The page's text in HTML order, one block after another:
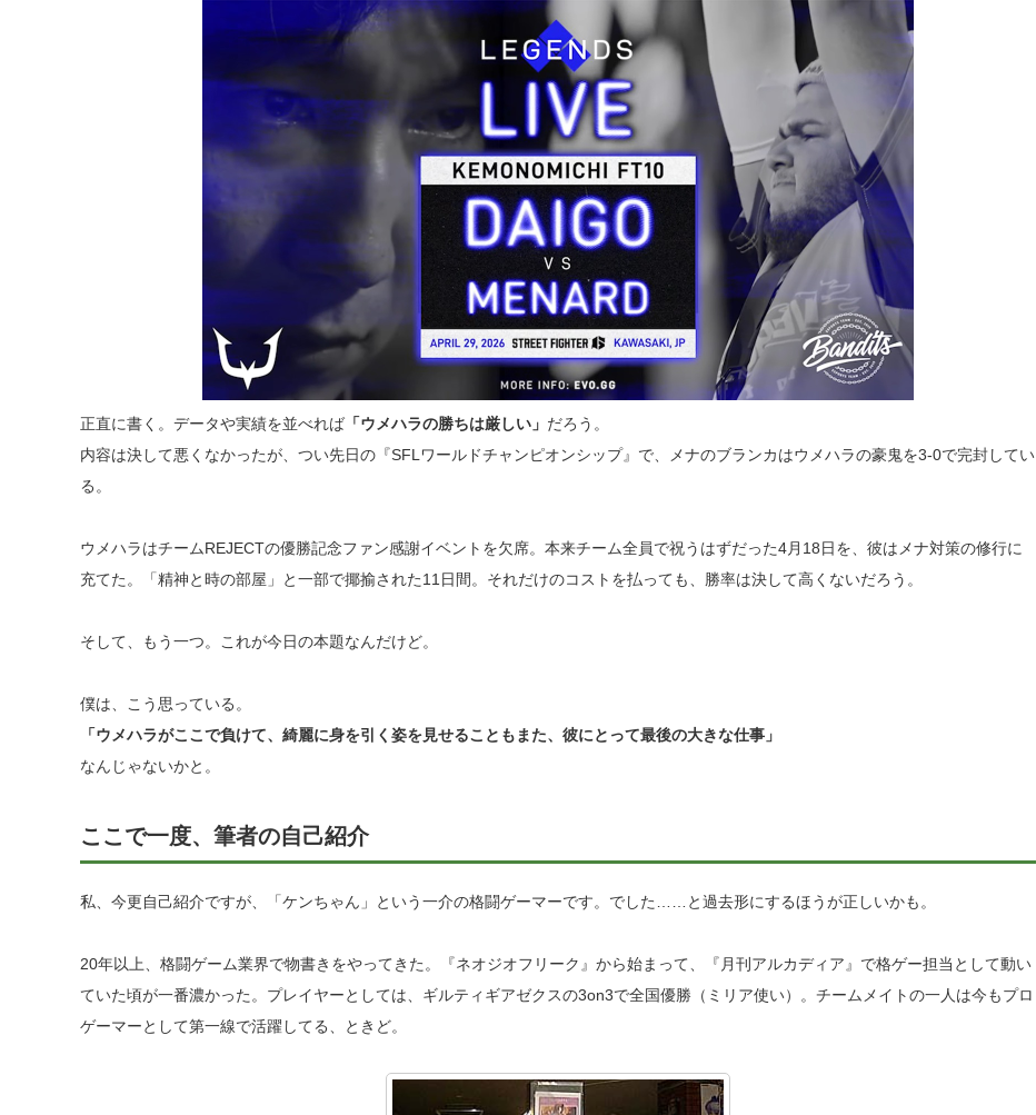
正直に書く。データや実績を並べれば 「ウメハラの勝ちは厳しい」 だろう。
内容は決して悪くなかったが、つい先日の『SFLワールドチャンピオンシップ』で、メナのブランカはウメハラの豪鬼を3-0で完封してい
る。
ウメハラはチームREJECTの優勝記念ファン感謝イベントを欠席。本来チーム全員で祝うはずだった4月18日を、彼はメナ対策の修行に
充てた。「精神と時の部屋」と一部で揶揄された11日間。それだけのコストを払っても、勝率は決して高くないだろう。
そして、もう一つ。これが今日の本題なんだけど。
僕は、こう思っている。
「ウメハラがここで負けて、綺麗に身を引く姿を見せることもまた、彼にとって最後の大きな仕事」
なんじゃないかと。
ここで一度、筆者の自己紹介
私、今更自己紹介ですが、「ケンちゃん」という一介の格闘ゲーマーです。でした……と過去形にするほうが正しいかも。
20年以上、格闘ゲーム業界で物書きをやってきた。『ネオジオフリーク』から始まって、『月刊アルカディア』で格ゲー担当として動い
ていた頃が一番濃かった。プレイヤーとしては、ギルティギアゼクスの3on3で全国優勝（ミリア使い）。チームメイトの一人は今もプロ
ゲーマーとして第一線で活躍してる、ときど。